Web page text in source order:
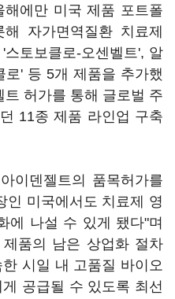
에만 미국 제품 포트폴
자가면역질환 치료제
토보클로-오센벨트', 알
로' 등 5개 제품을 추가했
허가를 통해 글로벌 주
11종 제품 라인업 구축
이덴젤트의 품목허가를
인 미국에서도 치료제 영
에 나설 수 있게 됐다"며
품의 남은 상업화 절차
시일 내 고품질 바이오
공급될 수 있도록 최선